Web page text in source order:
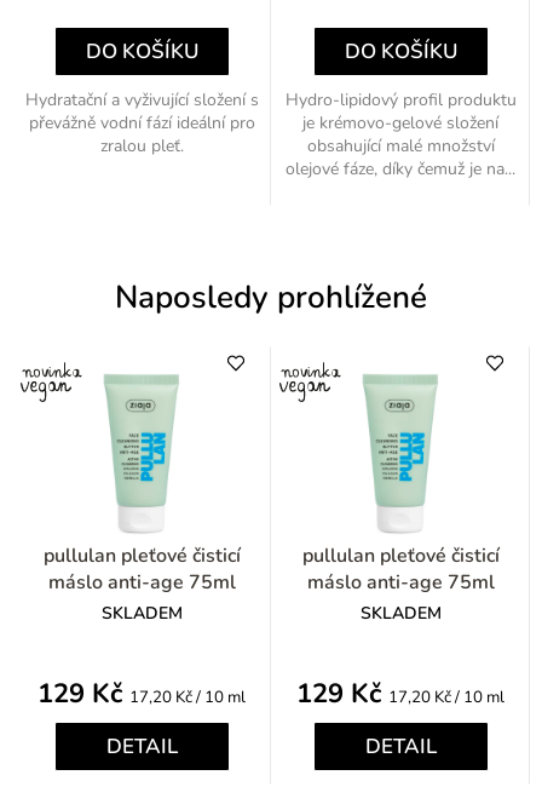
DO KOŠÍKU
Hydratační a vyživující složení s
převážně vodní fází ideální pro
zralou pleť.
DO KOŠÍKU
Hydro-lipidový profil produktu
je krémovo-gelové složení
obsahující malé množství
olejové fáze, díky čemuž je na...
Naposledy prohlížené
pullulan pleťové čisticí
máslo anti-age 75ml
SKLADEM
129 Kč Měrná
cena:
17,20 Kč / 10 ml
DETAIL
pullulan pleťové čisticí
máslo anti-age 75ml
SKLADEM
129 Kč Měrná
cena:
17,20 Kč / 10 ml
DETAIL